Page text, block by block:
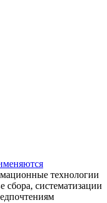
технологии
сбора, систематизации